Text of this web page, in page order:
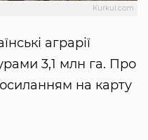
Kurkul.com
аграрії
3,1 млн га. Про
на карту